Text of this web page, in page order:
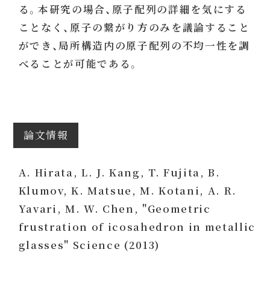
る。本研究の場合、原子配列の詳細を気にする
ことなく、原子の繋がり方のみを議論すること
ができ、局所構造内の原子配列の不均一性を調
べることが可能である。
論文情報
A. Hirata, L. J. Kang, T. Fujita, B.
Klumov, K. Matsue, M. Kotani, A. R.
Yavari, M. W. Chen, "Geometric
frustration of icosahedron in metallic
glasses" Science (2013)